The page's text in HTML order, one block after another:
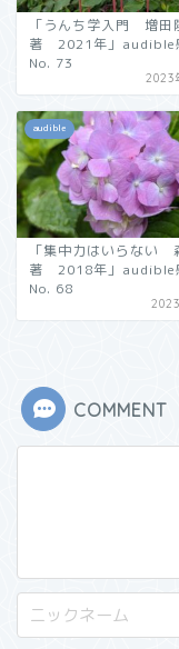
「うんち学入門 増田
著 2021年」
No. 73
2023
audible
「集中力はいらない
著 2018年」
No. 68
COMMENT